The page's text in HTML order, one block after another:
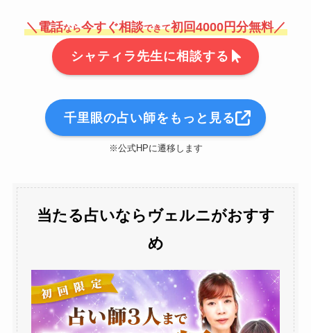
＼電話なら今すぐ相談できて初回4000円分無料／
シャティラ先生に相談する
千里眼の占い師をもっと見る
※公式HPに遷移します
当たる占いならヴェルニがおすす
め